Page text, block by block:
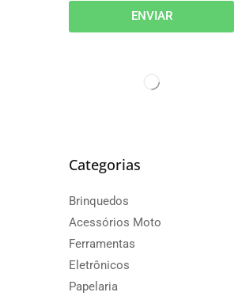
ENVIAR
Categorias
Brinquedos
Acessórios Moto
Ferramentas
Eletrônicos
Papelaria